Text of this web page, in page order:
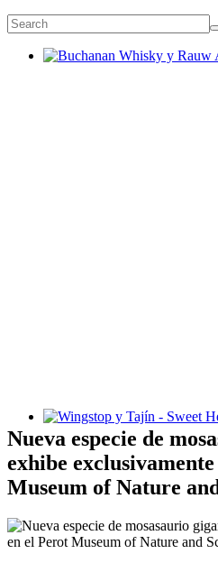
Wingstop y Tajín - Sweet
Nueva especie de
exhibe
Museum of Nature